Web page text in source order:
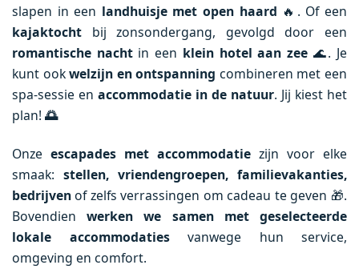
slapen in een landhuisje met open haard 🔥. Of een
kajaktocht bij zonsondergang, gevolgd door een
romantische nachtin een klein hotel aan zee🌊. Je
kunt ookwelzijn en ontspanning combineren met een
spa-sessie en accommodatie in de natuur. Jij kiest het
plan! 🌅
Onze escapades met accommodatie zijn voor elke
smaak: stellen, vriendengroepen, familievakanties,
bedrijvenof zelfs verrassingen om cadeau te geven 🎁.
Bovendienwerken we samen met geselecteerde
lokale accommodatiesvanwege hun service,
omgeving en comfort.